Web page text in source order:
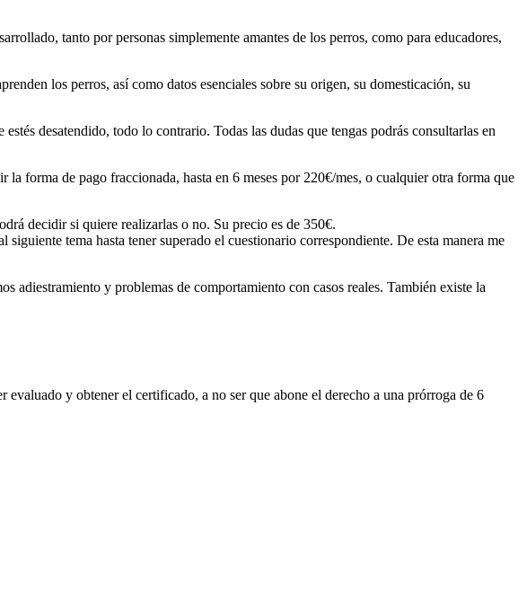
tanto por personas simplemente amantes de los perros, como para educadores,
los perros, así como datos esenciales sobre su origen, su domesticación, su
desatendido, todo lo contrario. Todas las dudas que tengas podrás consultarlas en
forma de pago fraccionada, hasta en 6 meses por 220€/mes, o cualquier otra forma que
decidir si quiere realizarlas o no. Su precio es de 350€.
tema hasta tener superado el cuestionario correspondiente. De esta manera me
adiestramiento y problemas de comportamiento con casos reales. También existe la
y obtener el certificado, a no ser que abone el derecho a una prórroga de 6